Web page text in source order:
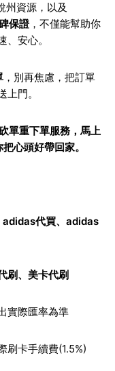
州資源，以及
保證，不僅能幫助你
安心。
，別再焦慮，把訂單
門。
單重下單服務，馬上
心頭好帶回家。
adidas代買、adidas
刷、 美卡代刷
實際匯率為準
刷卡手續費(1.5%)